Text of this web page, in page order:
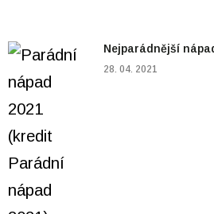
Nejparádnější
28. 04. 2021